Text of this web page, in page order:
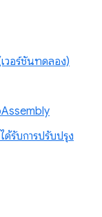
วอร์ชันทดลอง)
ด้รับการปรับปรุง